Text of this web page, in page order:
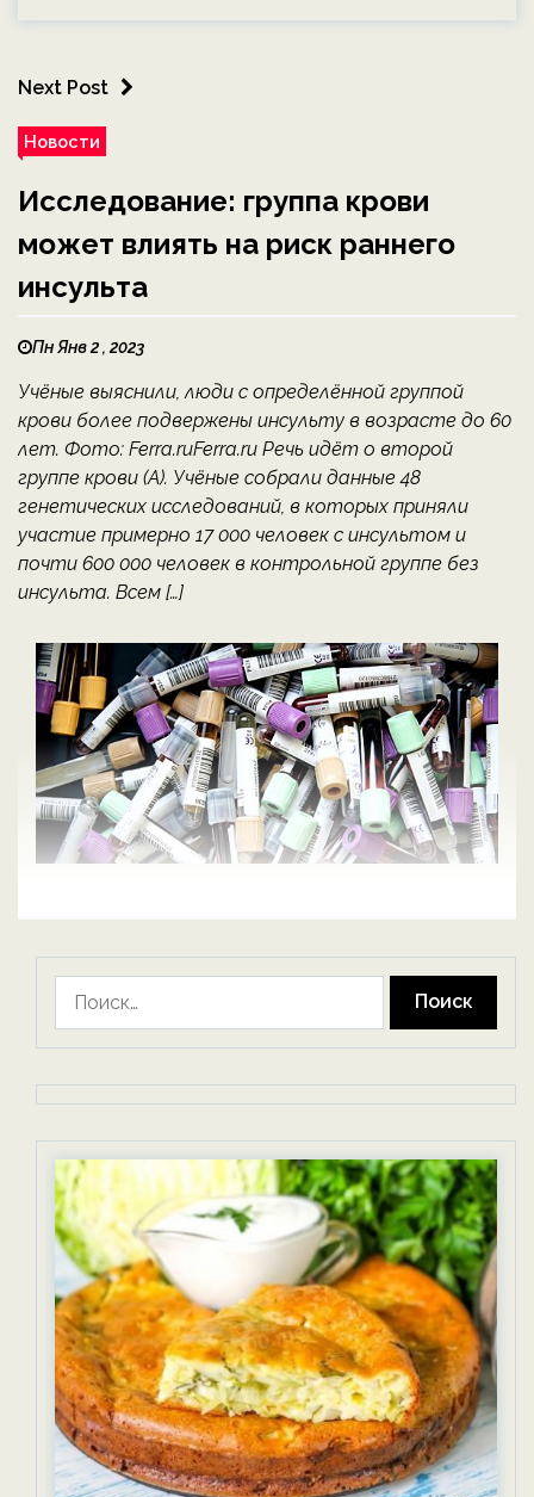
Next Post
Новости
Исследование: группа крови
может влиять на риск раннего
инсульта
Пн Янв 2 , 2023
Учёные выяснили, люди с определённой группой
крови более подвержены инсульту в возрасте до 60
лет. Фото: Ferra.ruFerra.ru Речь идёт о второй
группе крови (A). Учёные собрали данные 48
генетических исследований, в которых приняли
участие примерно 17 000 человек с инсультом и
почти 600 000 человек в контрольной группе без
инсульта. Всем […]